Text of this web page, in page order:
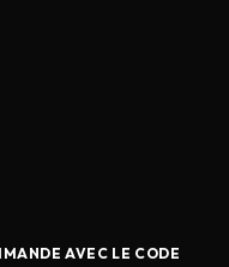
AVEC LE CODE